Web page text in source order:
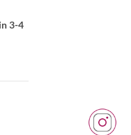
3-4